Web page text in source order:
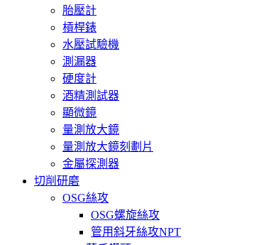
胎壓計
槓桿錶
水壓試驗機
測漏器
硬度計
酒精測試器
顯微鏡
量測放大鏡
量測放大鏡刻劃片
金屬探測器
切削研磨
OSG絲攻
OSG螺旋絲攻
管用斜牙絲攻NPT